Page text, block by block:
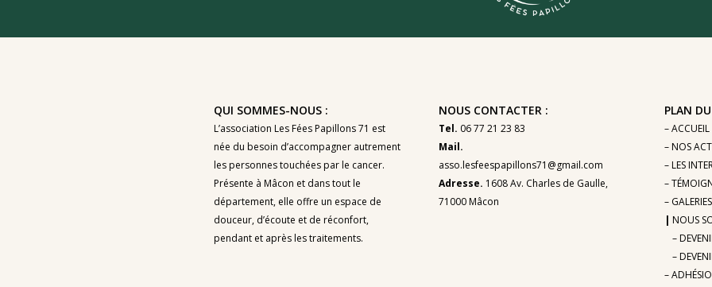
QUI SOMMES-NOUS :
L’association Les Fées Papillons 71 est
née du besoin d’accompagner autrement
les personnes touchées par le cancer.
Présente à Mâcon et dans tout le
département, elle offre un espace de
douceur, d’écoute et de réconfort,
pendant et après les traitements.
NOUS CONTACTER :
Tel. 06 77 21 23 83
Mail.
asso.lesfeespapillons71@gmail.com
Adresse. 1608 Av. Charles de Gaulle,
71000 Mâcon
PLAN
– ACCUEIL
– NOS
– LES
–
– GALERIES
| NOUS
–
–
–